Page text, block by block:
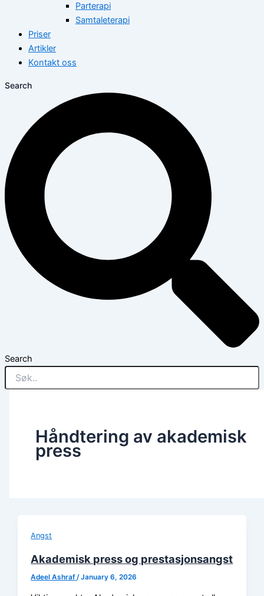
Parterapi
Samtaleterapi
Priser
Artikler
Kontakt oss
Search
Search
Håndtering av akademisk
press
Angst
Akademisk press og prestasjonsangst
Adeel Ashraf /January 6, 2026